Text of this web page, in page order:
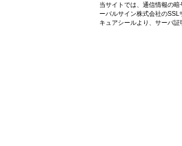
当サイトでは、通信情報の
ーバルサイン株式会社のSSL
キュアシールより、サーバ証